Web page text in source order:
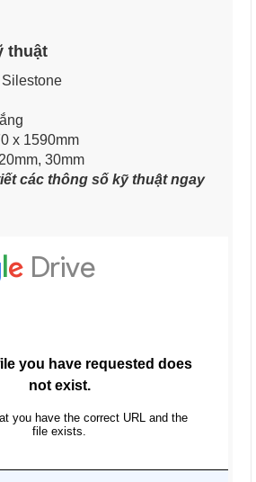
thuật
x 1590mm
30mm
các thông số kỹ thuật ngay